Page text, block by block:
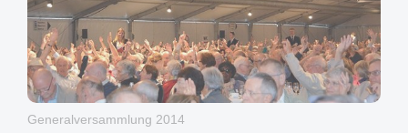
Generalversammlung 2014